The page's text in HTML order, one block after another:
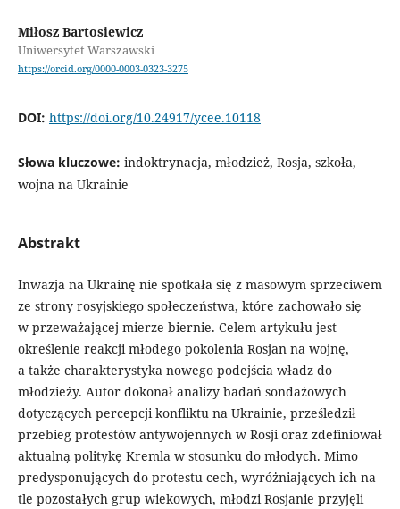
Miłosz Bartosiewicz
Uniwersytet Warszawski
https://orcid.org/0000-0003-0323-3275
DOI: https://doi.org/10.24917/ycee.10118
Słowa kluczowe: indoktrynacja, młodzież, Rosja, szkoła,
wojna na Ukrainie
Abstrakt
Inwazja na Ukrainę nie spotkała się z masowym sprzeciwem
ze strony rosyjskiego społeczeństwa, które zachowało się
w przeważającej mierze biernie. Celem artykułu jest
określenie reakcji młodego pokolenia Rosjan na wojnę,
a także charakterystyka nowego podejścia władz do
młodzieży. Autor dokonał analizy badań sondażowych
dotyczących percepcji konfliktu na Ukrainie, prześledził
przebieg protestów antywojennych w Rosji oraz zdefiniował
aktualną politykę Kremla w stosunku do młodych. Mimo
predysponujących do protestu cech, wyróżniających ich na
tle pozostałych grup wiekowych, młodzi Rosjanie przyjęli